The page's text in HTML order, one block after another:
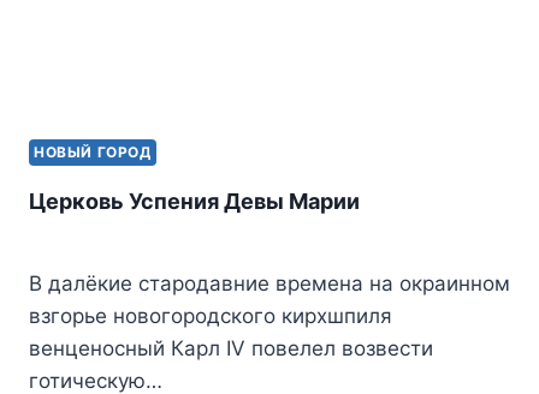
НОВЫЙ ГОРОД
Церковь Успения Девы Марии
В далёкие стародавние времена на окраинном
взгорье новогородского кирхшпиля
венценосный Карл IV повелел возвести
готическую…